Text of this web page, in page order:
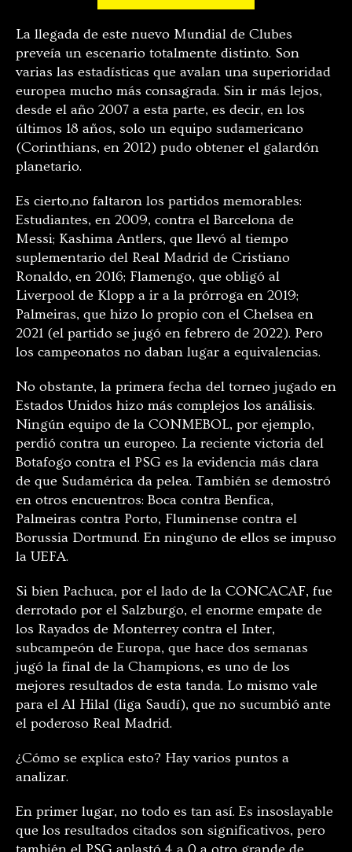
La llegada de este nuevo Mundial de Clubes
preveía un escenario totalmente distinto. Son
varias las estadísticas que avalan una superioridad
europea mucho más consagrada. Sin ir más lejos,
desde el año 2007 a esta parte, es decir, en los
últimos 18 años, solo un equipo sudamericano
(Corinthians, en 2012) pudo obtener el galardón
planetario.
Es cierto,no faltaron los partidos memorables:
Estudiantes, en 2009, contra el Barcelona de
Messi; Kashima Antlers, que llevó al tiempo
suplementario del Real Madrid de Cristiano
Ronaldo, en 2016; Flamengo, que obligó al
Liverpool de Klopp a ir a la prórroga en 2019;
Palmeiras, que hizo lo propio con el Chelsea en
2021 (el partido se jugó en febrero de 2022). Pero
los campeonatos no daban lugar a equivalencias.
No obstante, la primera fecha del torneo jugado en
Estados Unidos hizo más complejos los análisis.
Ningún equipo de la CONMEBOL, por ejemplo,
perdió contra un europeo. La reciente victoria del
Botafogo contra el PSG es la evidencia más clara
de que Sudamérica da pelea. También se demostró
en otros encuentros: Boca contra Benfica,
Palmeiras contra Porto, Fluminense contra el
Borussia Dortmund. En ninguno de ellos se impuso
la UEFA.
Si bien Pachuca, por el lado de la CONCACAF, fue
derrotado por el Salzburgo, el enorme empate de
los Rayados de Monterrey contra el Inter,
subcampeón de Europa, que hace dos semanas
jugó la final de la Champions, es uno de los
mejores resultados de esta tanda. Lo mismo vale
para el Al Hilal (liga Saudí), que no sucumbió ante
el poderoso Real Madrid.
¿Cómo se explica esto? Hay varios puntos a
analizar.
En primer lugar, no todo es tan así. Es insoslayable
que los resultados citados son significativos, pero